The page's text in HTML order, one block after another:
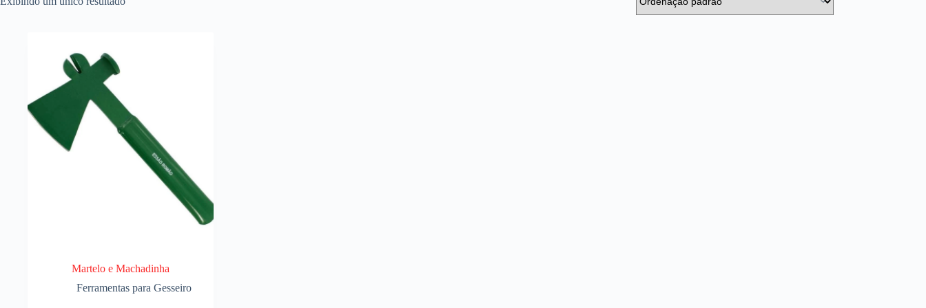
Martelo e Machadinha
Ferramentas para Gesseiro